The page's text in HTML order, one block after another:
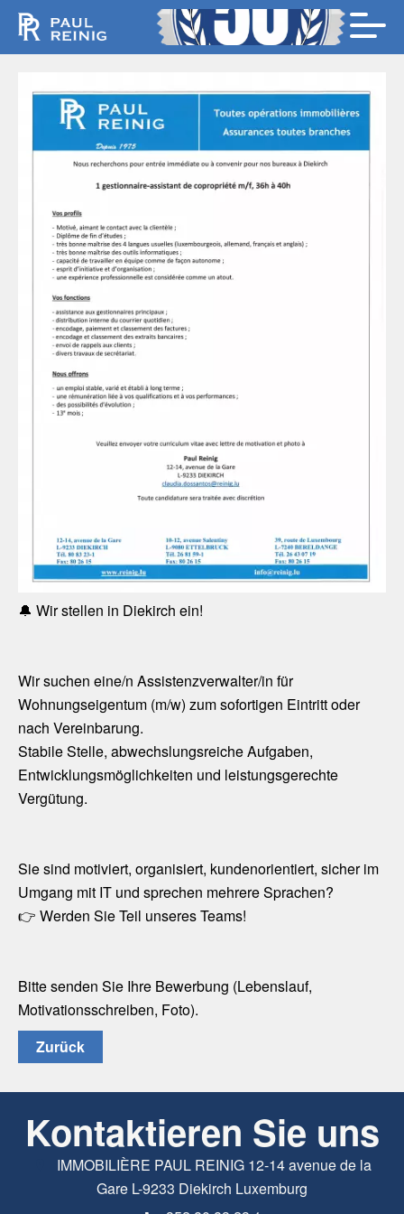
🔔 Wir stellen in Diekirch ein!
Wir suchen eine/n Assistenzverwalter/in für
Wohnungseigentum (m/w) zum sofortigen Eintritt oder
nach Vereinbarung.
Stabile Stelle, abwechslungsreiche Aufgaben,
Entwicklungsmöglichkeiten und leistungsgerechte
Vergütung.
Sie sind motiviert, organisiert, kundenorientiert, sicher im
Umgang mit IT und sprechen mehrere Sprachen?
👉 Werden Sie Teil unseres Teams!
Bitte senden Sie Ihre Bewerbung (Lebenslauf,
Motivationsschreiben, Foto).
Zurück
Kontaktieren Sie uns
IMMOBILIÈRE PAUL REINIG12-14 avenue de la
Gare L-9233 Diekirch Luxemburg